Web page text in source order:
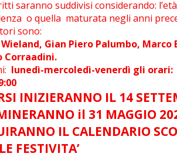
saranno suddivisi considerando:
o quella maturata negli anni
sono:
Wieland, Gian Piero Palumbo,
Corraadini.
lunedì-mercoledì-venerdì gli orari:
INIZIERANNO IL 14
il 31 MAGGIO
IL CALENDARIO
FESTIVITA’